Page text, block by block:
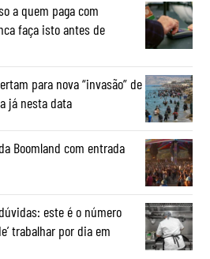
a quem paga com
faça isto antes de
para nova “invasão” de
já nesta data
Boomland com entrada
este é o número
trabalhar por dia em